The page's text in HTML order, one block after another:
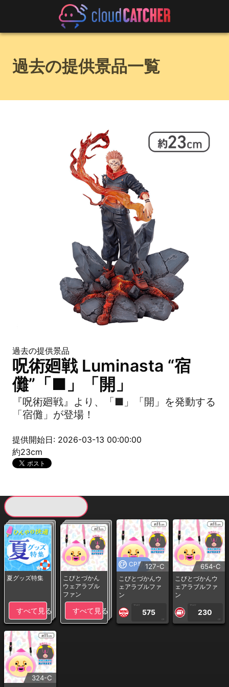
過去の提供景品一覧
過去の提供景品
呪術廻戦 Luminasta “宿
儺”「■」「開」
『呪術廻戦』より、「■」「開」を発動する
「宿儺」が登場！
提供開始日: 2026-03-13 00:00:00
約23cm
夏グッズ特集
すべて見る
こびとづかん
ウェアラブル
ファン
すべて見る
CP専用127-C
こびとづかんウ
ェアラブルファ
ン
1PLAY
575
CP
654-C
こびとづかんウ
ェアラブルファ
ン
1PLAY
230
CP
324-C